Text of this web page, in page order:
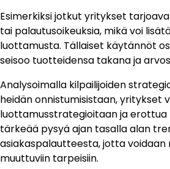
Esimerkiksi jotkut yritykset
tai palautusoikeuksia, mikä voi
luottamusta. Tällaiset käytännöt
seisoo tuotteidensa takana ja
Analysoimalla kilpailijoiden
heidän onnistumisistaan, yritykset
luottamusstrategioitaan ja erottua
tärkeää pysyä ajan tasalla alan
asiakaspalautteesta, jotta voidaan
muuttuviin tarpeisiin.